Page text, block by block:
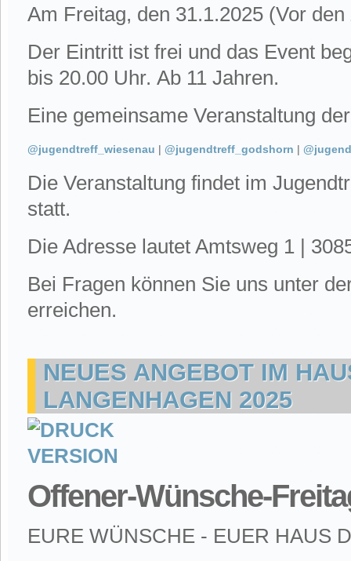
Am Freitag, den 31.1.2025 (Vor
Der Eintritt ist frei und das Event
bis 20.00 Uhr. Ab 11 Jahren.
Eine gemeinsame Veranstaltung
@jugendtreff_wiesenau | @jugendtreff_godshorn |
Die Veranstaltung findet im
statt.
Die Adresse lautet Amtsweg 1 |
Bei Fragen können Sie uns unter
erreichen.
NEUES ANGEBOT IM
LANGENHAGEN 2025
Offener-Wünsche-
EURE WÜNSCHE - EUER HAUS